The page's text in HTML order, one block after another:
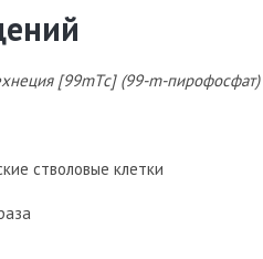
[99mTс] (99-m-пирофосфат)
стволовые клетки